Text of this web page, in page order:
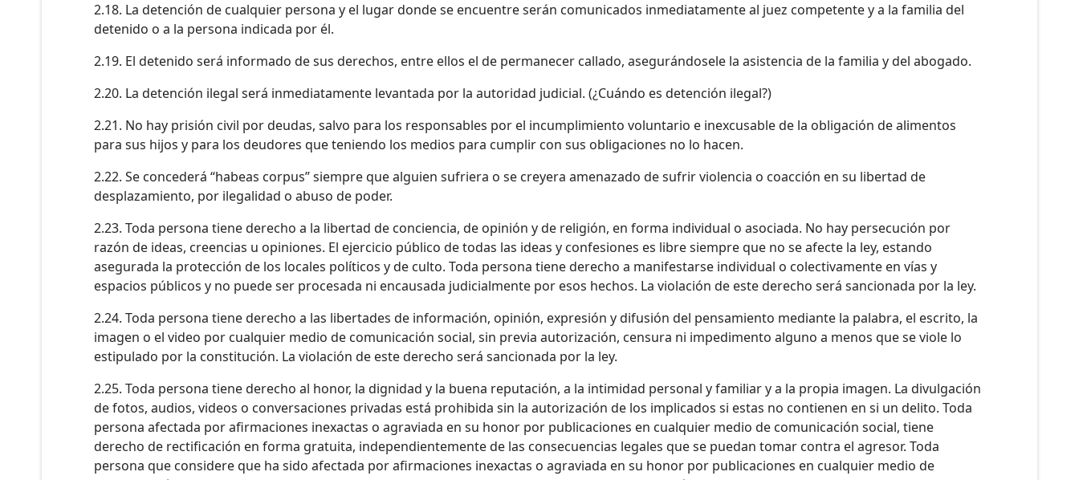
2.18. La detención de cualquier persona y el lugar donde se encuentre serán comunicados inmediatamente al juez competente y a la familia del
detenido o a la persona indicada por él.
2.19. El detenido será informado de sus derechos, entre ellos el de permanecer callado, asegurándosele la asistencia de la familia y del abogado.
2.20. La detención ilegal será inmediatamente levantada por la autoridad judicial. (¿Cuándo es detención ilegal?)
2.21. No hay prisión civil por deudas, salvo para los responsables por el incumplimiento voluntario e inexcusable de la obligación de alimentos
para sus hijos y para los deudores que teniendo los medios para cumplir con sus obligaciones no lo hacen.
2.22. Se concederá “habeas corpus” siempre que alguien sufriera o se creyera amenazado de sufrir violencia o coacción en su libertad de
desplazamiento, por ilegalidad o abuso de poder.
2.23. Toda persona tiene derecho a la libertad de conciencia, de opinión y de religión, en forma individual o asociada. No hay persecución por
razón de ideas, creencias u opiniones. El ejercicio público de todas las ideas y confesiones es libre siempre que no se afecte la ley, estando
asegurada la protección de los locales políticos y de culto. Toda persona tiene derecho a manifestarse individual o colectivamente en vías y
espacios públicos y no puede ser procesada ni encausada judicialmente por esos hechos. La violación de este derecho será sancionada por la ley.
2.24. Toda persona tiene derecho a las libertades de información, opinión, expresión y difusión del pensamiento mediante la palabra, el escrito, la
imagen o el video por cualquier medio de comunicación social, sin previa autorización, censura ni impedimento alguno a menos que se viole lo
estipulado por la constitución. La violación de este derecho será sancionada por la ley.
2.25. Toda persona tiene derecho al honor, la dignidad y la buena reputación, a la intimidad personal y familiar y a la propia imagen. La divulgación
de fotos, audios, videos o conversaciones privadas está prohibida sin la autorización de los implicados si estas no contienen en si un delito. Toda
persona afectada por afirmaciones inexactas o agraviada en su honor por publicaciones en cualquier medio de comunicación social, tiene
derecho de rectificación en forma gratuita, independientemente de las consecuencias legales que se puedan tomar contra el agresor. Toda
persona que considere que ha sido afectada por afirmaciones inexactas o agraviada en su honor por publicaciones en cualquier medio de